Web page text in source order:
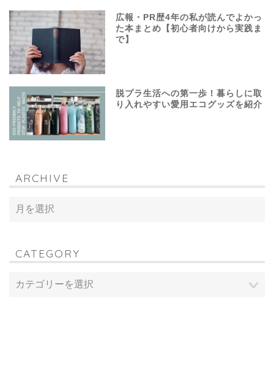
広報・PR歴4年の私が読んでよかっ
た本まとめ【初心者向けから実践ま
で】
脱プラ生活への第一歩！暮らしに取
り入れやすい愛用エコグッズを紹介
ARCHIVE
CATEGORY